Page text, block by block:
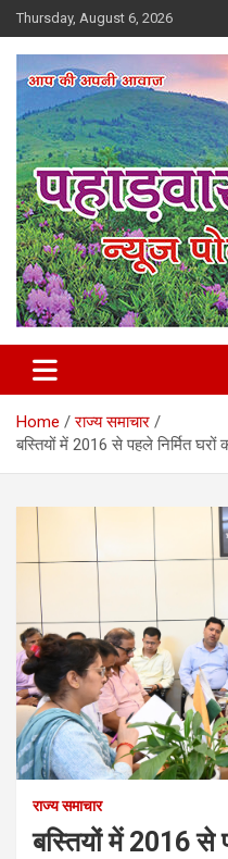
Skip
to
content
Thursday, August 6, 2026
Pahadvasi
Home
राज्य समाचार
बस्तियों में 2016 से पहले निर्मित
राज्य समाचार
बस्तियों में 2016 से